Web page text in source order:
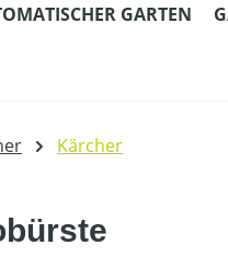
GARTEN
Kärcher